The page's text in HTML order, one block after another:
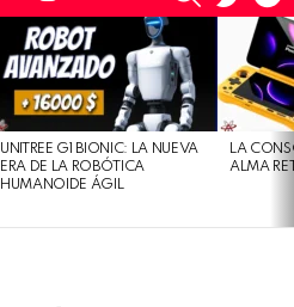
SKIN
UNITREE G1 BIONIC: LA NUEVA
ERA DE LA ROBÓTICA
HUMANOIDE ÁGIL
LA
ALMA